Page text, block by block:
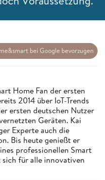
bei Google bevorzugen
Home Fan der ersten
2014 über IoT-Trends
ersten deutschen Nutzer
Geräten. Kai
Experte auch die
Bis heute genießt er
professionellen Smart
für alle innovativen